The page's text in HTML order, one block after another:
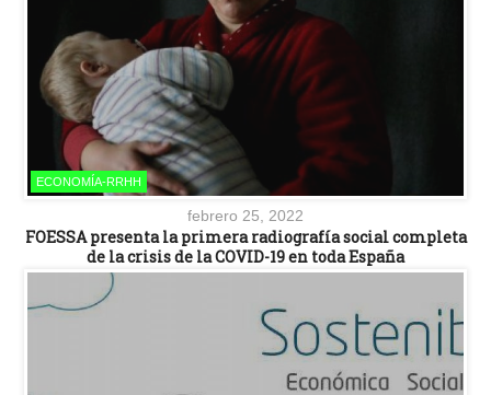
ECONOMÍA-RRHH
febrero 25, 2022
FOESSA presenta la primera radiografía social completa
de la crisis de la COVID-19 en toda España